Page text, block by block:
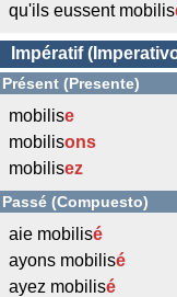
qu'ils eussent mobilis
Impératif
Présent (Presente)
mobilise
mobilisons
mobilisez
Passé (Compuesto)
aie mobilisé
ayons mobilisé
ayez mobilisé